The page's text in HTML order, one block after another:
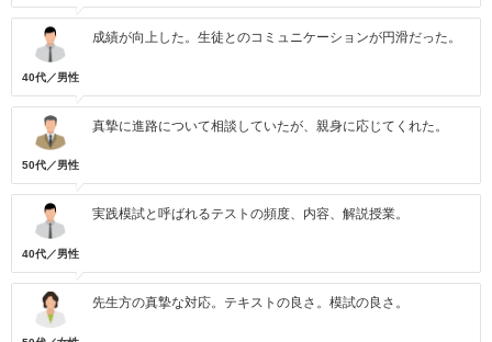
40代／男性
成績が向上した。生徒とのコミュニケーションが円滑だった。
50代／男性
真摯に進路について相談していたが、親身に応じてくれた。
40代／男性
実践模試と呼ばれるテストの頻度、内容、解説授業。
先生方の真摯な対応。テキストの良さ。模試の良さ。